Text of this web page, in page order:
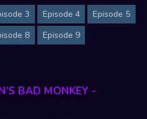
3 Episode 4
Episode 5
8
Episode 9
BAD MONKEY -